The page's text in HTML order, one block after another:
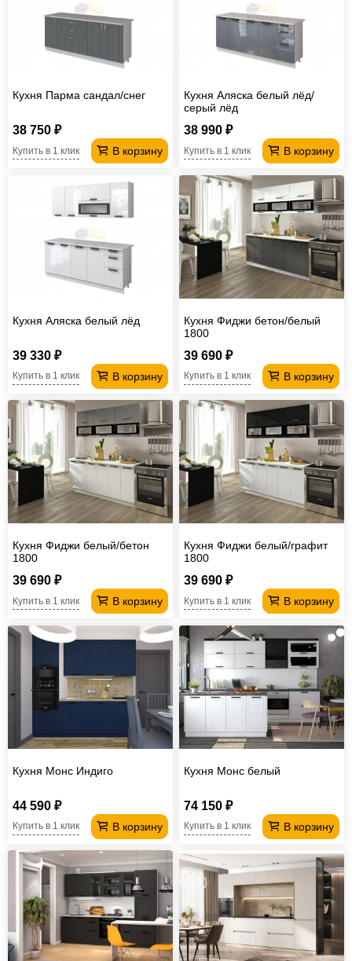
Кухня Парма сандал/снег
38 750 ₽
В корзину
Купить в 1 клик
Кухня Аляска белый лёд/
серый лёд
38 990 ₽
В корзину
Купить в 1 клик
Кухня Аляска белый лёд
39 330 ₽
В корзину
Купить в 1 клик
Кухня Фиджи бетон/белый
1800
39 690 ₽
В корзину
Купить в 1 клик
Кухня Фиджи белый/бетон
1800
39 690 ₽
В корзину
Купить в 1 клик
Кухня Фиджи белый/графит
1800
39 690 ₽
В корзину
Купить в 1 клик
Кухня Монс Индиго
44 590 ₽
В корзину
Купить в 1 клик
Кухня Монс белый
74 150 ₽
В корзину
Купить в 1 клик